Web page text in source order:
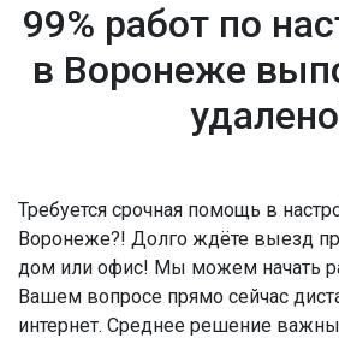
99% работ по
в Воронеже
Требуется срочная помощь в
Воронеже?! Долго ждёте выезд
дом или офис! Мы можем начать
Вашем вопросе прямо сейчас
интернет. Среднее решение